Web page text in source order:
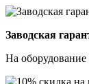
Заводская
На